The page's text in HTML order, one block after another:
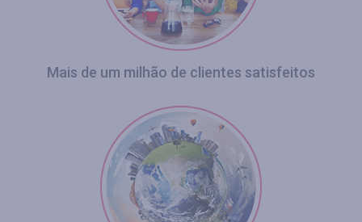
Mais de um milhão de clientes satisfeitos